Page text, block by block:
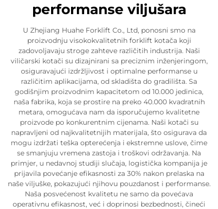
performanse viljušara
U Zhejiang Huahe Forklift Co., Ltd, ponosni smo na
proizvodnju visokokvalitetnih forklift kotača koji
zadovoljavaju stroge zahteve različitih industrija. Naši
viličarski kotači su dizajnirani sa preciznim inženjeringom,
osiguravajući izdržljivost i optimalne performanse u
različitim aplikacijama, od skladišta do gradilišta. Sa
godišnjim proizvodnim kapacitetom od 10.000 jedinica,
naša fabrika, koja se prostire na preko 40.000 kvadratnih
metara, omogućava nam da isporučujemo kvalitetne
proizvode po konkurentnim cijenama. Naši kotači su
napravljeni od najkvalitetnijih materijala, što osigurava da
mogu izdržati teška opterećenja i ekstremne uslove, čime
se smanjuju vremena zastoja i troškovi održavanja. Na
primjer, u nedavnoj studiji slučaja, logistička kompanija je
prijavila povećanje efikasnosti za 30% nakon prelaska na
naše viljuške, pokazujući njihovu pouzdanost i performanse.
Naša posvećenost kvalitetu ne samo da povećava
operativnu efikasnost, već i doprinosi bezbednosti, čineći